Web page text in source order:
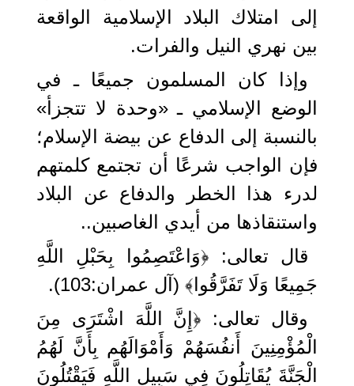
إلى امتلاك البلاد الإسلامية الواقعة
بين نهري النيل والفرات.
وإذا كان المسلمون جميعًا ـ في
الوضع الإسلامي ـ «وحدة لا تتجزأ»
بالنسبة إلى الدفاع عن بيضة الإسلام؛
فإن الواجب شرعًا أن تجتمع كلمتهم
لدرء هذا الخطر والدفاع عن البلاد
واستنقاذها من أيدي الغاصبين..
قال تعالى: ﴿وَاعْتَصِمُوا بِحَبْلِ اللَّهِ
جَمِيعًا وَلَا تَفَرَّقُوا﴾ (آل عمران:103).
وقال تعالى: ﴿إِنَّ اللَّهَ اشْتَرَى مِنَ
الْمُؤْمِنِينَ أَنفُسَهُمْ وَأَمْوَالَهُم بِأَنَّ لَهُمُ
الْجَنَّةَ يُقَاتِلُونَ فِي سَبِيلِ اللَّهِ فَيَقْتُلُونَ